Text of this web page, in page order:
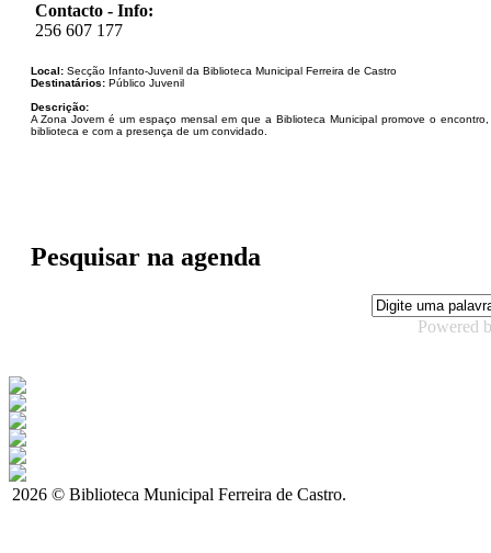
Contacto - Info:
256 607 177
Local: Secção Infanto-Juvenil da Biblioteca Municipal Ferreira de Castro
Destinatários: Público Juvenil
Descrição:
A Zona Jovem é um espaço mensal em que a Biblioteca Municipal promove o
biblioteca e com a presença de um convidado.
Pesquisar na agenda
Powered
2026 © Biblioteca Municipal Ferreira de Castro.